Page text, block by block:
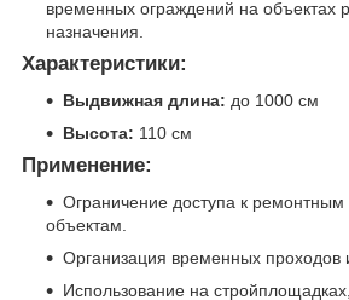
временных ограждений на объектах
назначения.
Характеристики:
Выдвижная длина: до 1000 см
Высота: 110 см
Применение:
Ограничение доступа к ремонтным
объектам.
Организация временных проходов
Использование на